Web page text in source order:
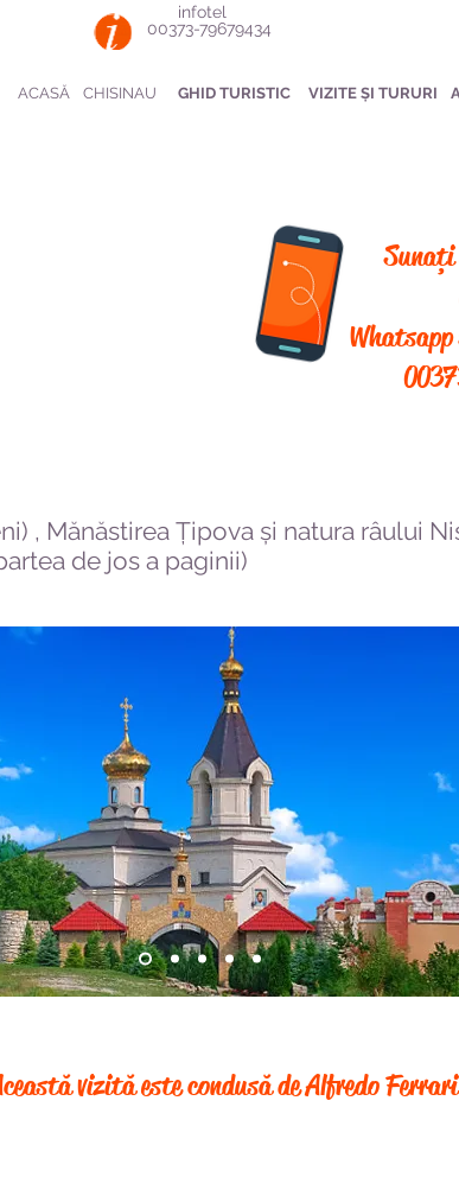
infotel
00373-79679434
ACASĂ CHISINAU GHID TURISTIC VIZITE ȘI TURURI
, Mănăstirea Țipova și natura râului
de jos a paginii)
vizită este condusă de Alfredo Ferrari